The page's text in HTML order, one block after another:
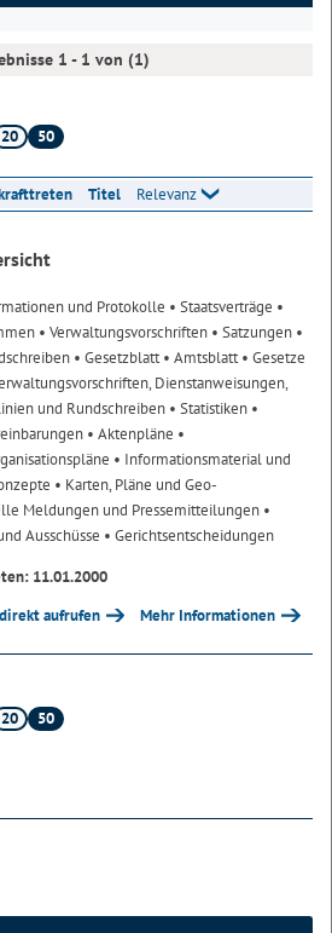
1 - 1 von (1)
20 50
Titel Relevanz
und Protokolle • Staatsverträge •
• Verwaltungsvorschriften • Satzungen •
• Gesetzblatt• Amtsblatt• Gesetze
Dienstanweisungen,
und Rundschreiben • Statistiken •
• Aktenpläne •
• Informationsmaterial und
• Karten, Pläne und Geo-
Meldungen und Pressemitteilungen •
Ausschüsse • Gerichtsentscheidungen
11.01.2000
aufrufen Mehr Informationen
20 50